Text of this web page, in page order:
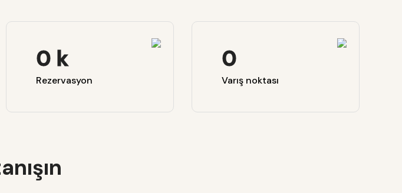
0 k
Rezervasyon
0
Varış noktası